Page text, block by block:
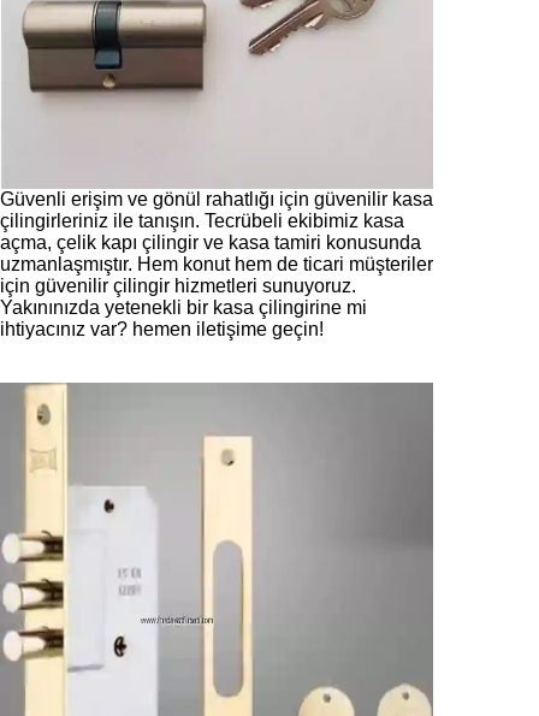
Güvenli erişim ve gönül rahatlığı için güvenilir kasa
çilingirleriniz ile tanışın. Tecrübeli ekibimiz kasa
açma, çelik kapı çilingir ve kasa tamiri konusunda
uzmanlaşmıştır. Hem konut hem de ticari müşteriler
için güvenilir çilingir hizmetleri sunuyoruz.
Yakınınızda yetenekli bir kasa çilingirine mi
ihtiyacınız var? hemen iletişime geçin!